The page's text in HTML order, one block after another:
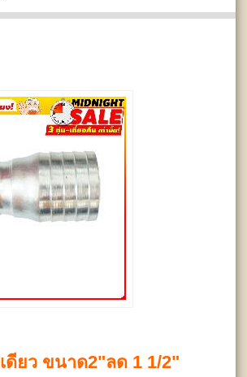
ดียว ขนาด2"ลด 1 1/2"